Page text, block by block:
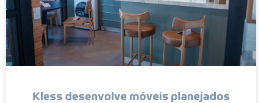
Kless desenvolve móveis planejados